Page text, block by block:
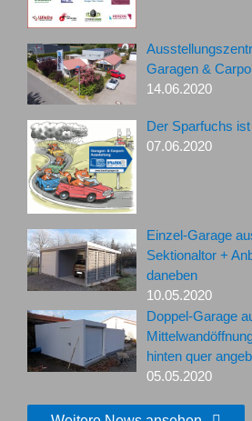
Garagen &
14.06.2020
Der Sparfuchs
07.06.2020
Einzel-Garage
Sektionaltor +
daneben
10.05.2020
Doppel-Garage
hinten quer
05.05.2020